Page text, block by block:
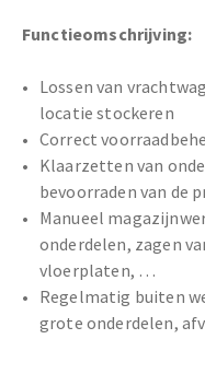
Functieomschrijving:
Lossen van
locatie stockeren
Correct
Klaarzetten van
bevoorraden van de
Manueel
onderdelen, zagen
vloerplaten, …
Regelmatig buiten
grote onderdelen,